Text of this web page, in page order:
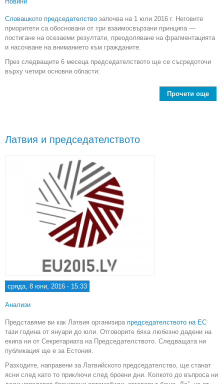
Словашкото председателство започва на 1 юли 2016 г. Неговите
приоритети са обосновани от три взаимосвързани принципа —
постигане на осезаеми резултати, преодоляване на фрагментацията
и насочване на вниманието към гражданите.
През следващите 6 месеца председателството ще се съсредоточи
върху четири основни области:
Прочети още
Латвия и председателството
сряда, 8 юни, 2016 - 15:33
Анализи
Представяме ви как Латвия организира председателството на ЕС
тази година от януари до юли. Отговорите бяха любезно дадени на
екипа ни от Секретариата на Председателството. Следващата ни
публикация ще е за Естония.
Разходите, направени за Латвийското председателство, ще станат
ясни след като то приключи след броени дни. Колкото до въпроса ни